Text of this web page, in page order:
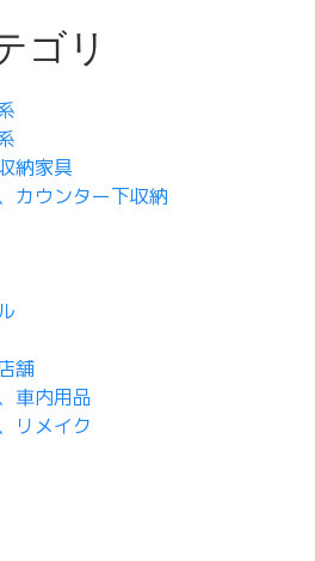
ゴリ
納家具
カウンター下収納
舗
車内用品
リメイク